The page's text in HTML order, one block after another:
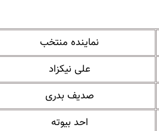
نماینده منتخب
علی نیکزاد
صدیف بدری
احد بیوته